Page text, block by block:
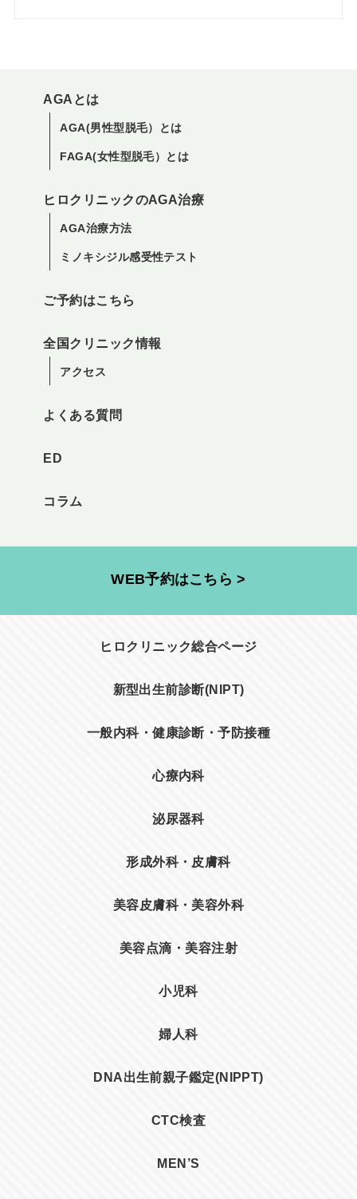
AGAとは
AGA(男性型脱毛）とは
FAGA(女性型脱毛）とは
ヒロクリニックのAGA治療
AGA治療方法
ミノキシジル感受性テスト
ご予約はこちら
全国クリニック情報
アクセス
よくある質問
ED
コラム
WEB予約はこちら >
ヒロクリニック総合ページ
新型出生前診断(NIPT)
一般内科・健康診断・予防接種
心療内科
泌尿器科
形成外科・皮膚科
美容皮膚科・美容外科
美容点滴・美容注射
小児科
婦人科
DNA出生前親子鑑定(NIPPT)
CTC検査
MEN’S